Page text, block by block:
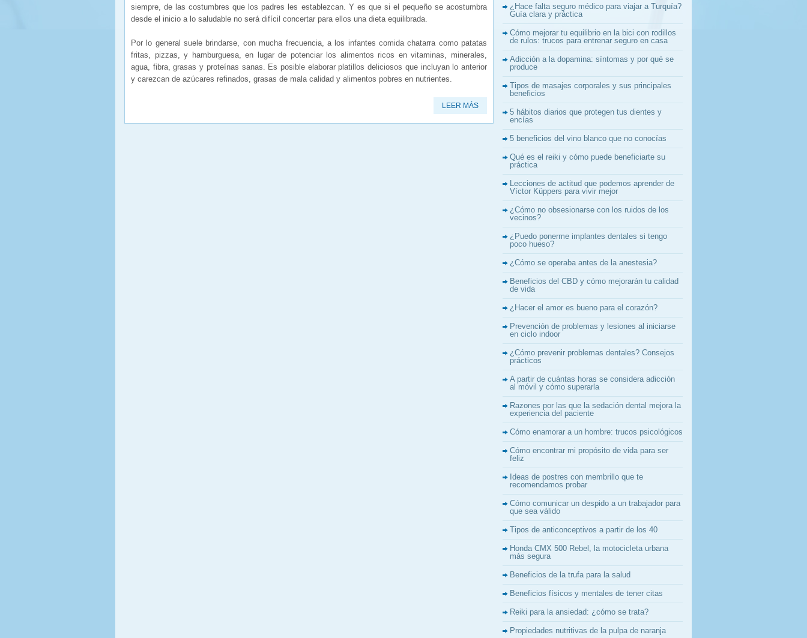
siempre, de las costumbres que los padres les establezcan. Y es que si el pequeño se acostumbra
desde el inicio a lo saludable no será difícil concertar para ellos una dieta equilibrada.
Por lo general suele brindarse, con mucha frecuencia, a los infantes comida chatarra como patatas
fritas, pizzas, y hamburguesa, en lugar de potenciar los alimentos ricos en vitaminas, minerales,
agua, fibra, grasas y proteínas sanas. Es posible elaborar platillos deliciosos que incluyan lo anterior
y carezcan de azúcares refinados, grasas de mala calidad y alimentos pobres en nutrientes.
LEER MÁS
¿Hace falta seguro médico para viajar a Turquía?
Guía clara y práctica
Cómo mejorar tu equilibrio en la bici con rodillos
de rulos: trucos para entrenar seguro en casa
Adicción a la dopamina: síntomas y por qué se
produce
Tipos de masajes corporales y sus principales
beneficios
5 hábitos diarios que protegen tus dientes y
encías
5 beneficios del vino blanco que no conocías
Qué es el reiki y cómo puede beneficiarte su
práctica
Lecciones de actitud que podemos aprender de
Víctor Küppers para vivir mejor
¿Cómo no obsesionarse con los ruidos de los
vecinos?
¿Puedo ponerme implantes dentales si tengo
poco hueso?
¿Cómo se operaba antes de la anestesia?
Beneficios del CBD y cómo mejorarán tu calidad
de vida
¿Hacer el amor es bueno para el corazón?
Prevención de problemas y lesiones al iniciarse
en ciclo indoor
¿Cómo prevenir problemas dentales? Consejos
prácticos
A partir de cuántas horas se considera adicción
al móvil y cómo superarla
Razones por las que la sedación dental mejora la
experiencia del paciente
Cómo enamorar a un hombre: trucos psicológicos
Cómo encontrar mi propósito de vida para ser
feliz
Ideas de postres con membrillo que te
recomendamos probar
Cómo comunicar un despido a un trabajador para
que sea válido
Tipos de anticonceptivos a partir de los 40
Honda CMX 500 Rebel, la motocicleta urbana
más segura
Beneficios de la trufa para la salud
Beneficios físicos y mentales de tener citas
Reiki para la ansiedad: ¿cómo se trata?
Propiedades nutritivas de la pulpa de naranja